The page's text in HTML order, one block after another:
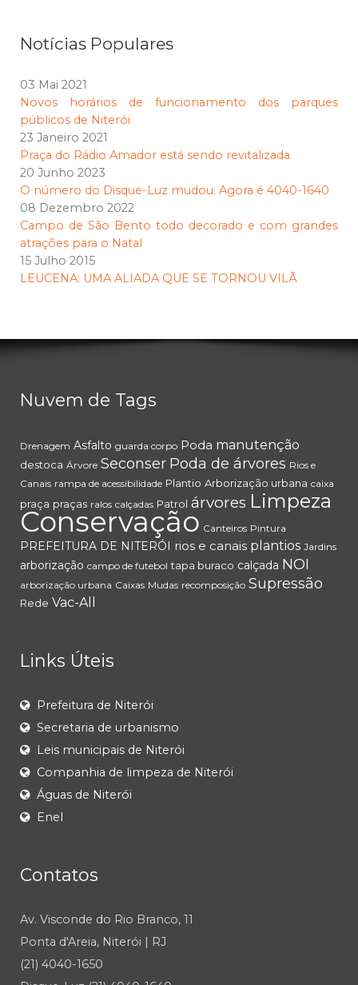
Notícias Populares
03 Mai 2021
Novos horários de funcionamento dos parques
públicos de Niterói
23 Janeiro 2021
Praça do Rádio Amador está sendo revitalizada
20 Junho 2023
O número do Disque-Luz mudou: Agora é 4040-1640
08 Dezembro 2022
Campo de São Bento todo decorado e com grandes
atrações para o Natal
15 Julho 2015
LEUCENA: UMA ALIADA QUE SE TORNOU VILÃ
Nuvem de Tags
Drenagem Asfalto guarda corpo Poda manutenção
destoca Árvore Seconser Poda de árvores Rios e
Canais rampa de acessibilidade Plantio Arborização urbana caixa
praça praças ralos calçadas Patrol árvores Limpeza
Conservação Canteiros Pintura
PREFEITURA DE NITERÓI rios e canais plantios Jardins
arborização campo de futebol tapa buraco calçada NOI
arborização urbana Caixas Mudas recomposição Supressão
Rede Vac-All
Links Úteis
Prefeitura de Niterói
Secretaria de urbanismo
Leis municipais de Niterói
Companhia de limpeza de Niterói
Águas de Niterói
Enel
Contatos
Av. Visconde do Rio Branco, 11
Ponta d'Areia, Niterói | RJ
(21) 4040-1650